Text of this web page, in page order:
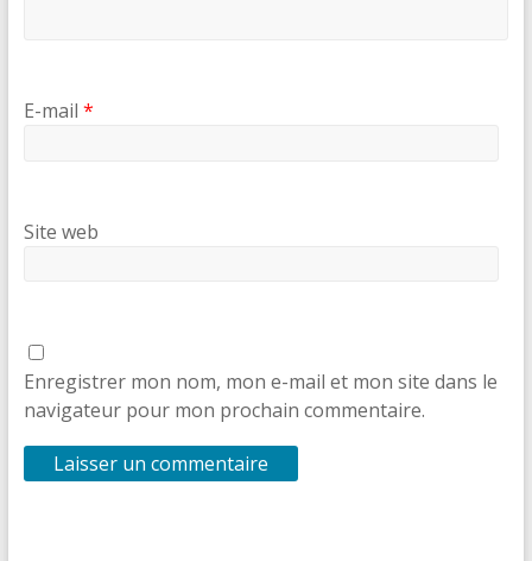
E-mail *
Site web
Enregistrer mon nom, mon e-mail et mon site dans le
navigateur pour mon prochain commentaire.